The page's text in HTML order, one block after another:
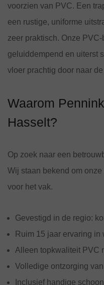
voorzien van PVC. Een
een rustige, uniforme
zeer praktisch. Onze
geluiddempend en uiterst
vloer prachtig door naar
Waarom
Hasselt?
Op zoek naar een
Wij staan bekend om
voor het vak.
Gevestigd in de regio:
Ruim 15 jaar ervaring in
Alleen topkwaliteit PVC
Volledige ontzorging van
Inclusief handige